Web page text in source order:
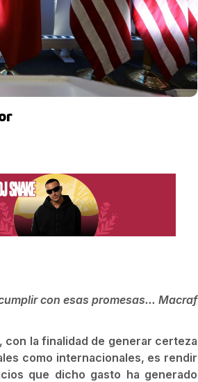
con esas promesas… Macraf
con la finalidad de generar certeza
como internacionales, es rendir
que dicho gasto ha generado